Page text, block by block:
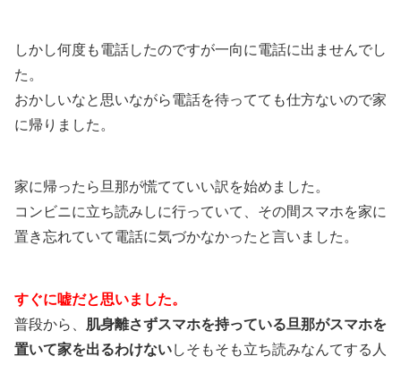
しかし何度も電話したのですが一向に電話に出ませんでし
た。
おかしいなと思いながら電話を待ってても仕方ないので家
に帰りました。
家に帰ったら旦那が慌てていい訳を始めました。
コンビニに立ち読みしに行っていて、その間スマホを家に
置き忘れていて電話に気づかなかったと言いました。
すぐに嘘だと思いました。
普段から、 肌身離さずスマホを持っている旦那がスマホを
置いて家を出るわけないしそもそも立ち読みなんてする人